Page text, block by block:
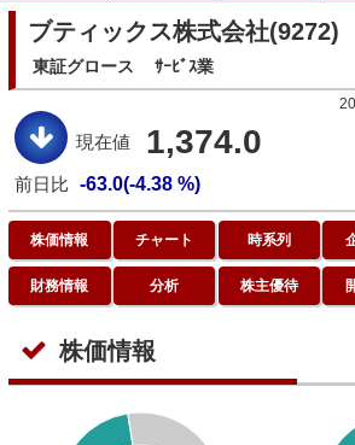
ブティックス株式会社(9272)
東証グロース ｻｰﾋﾞｽ業
現在値 1,374.0
前日比 -63.0(-4.38 %)
株価情報 チャート 時系列
財務情報 分析 株主優待
株価情報